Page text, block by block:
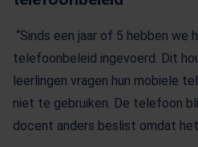
“Sinds een jaar of 5 hebben we
telefoonbeleid ingevoerd. Dit
leerlingen vragen hun mobiele
niet te gebruiken. De telefoon
docent anders beslist omdat het